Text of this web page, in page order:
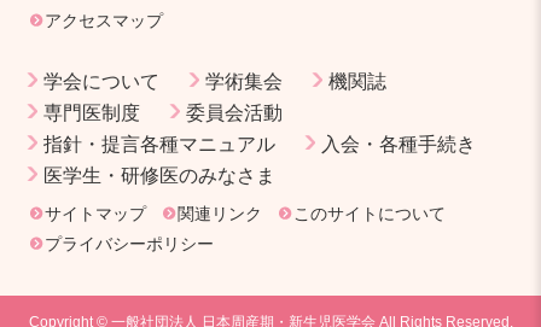
アクセスマップ
学会について 学術集会
機関誌
専門医制度
委員会活動
指針・提言各種マニュアル
入会・各種手続き
医学生・研修医のみなさま
サイトマップ 関連リンク
このサイトについて
プライバシーポリシー
Copyright © 一般社団法人 日本周産期・新生児医学会 All Rights Reserved.